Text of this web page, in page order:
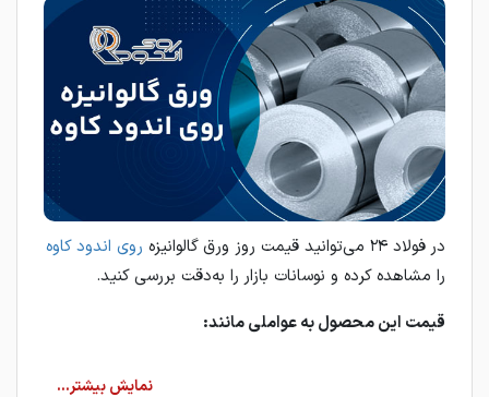
در فولاد ۲۴ می‌توانید قیمت روز ورق گالوانیزه
روی اندود کاوه
را مشاهده کرده و نوسانات بازار را به‌دقت بررسی کنید.
قیمت این محصول به عواملی مانند: